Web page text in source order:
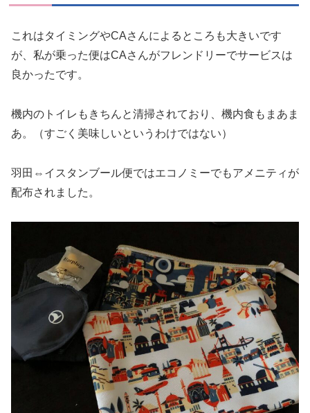
これはタイミングやCAさんによるところも大きいです
が、私が乗った便はCAさんがフレンドリーでサービスは
良かったです。
機内のトイレもきちんと清掃されており、機内食もまあま
あ。（すごく美味しいというわけではない）
羽田⇔イスタンブール便ではエコノミーでもアメニティが
配布されました。